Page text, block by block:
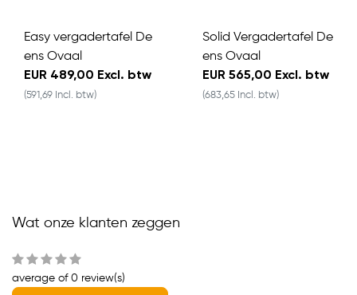
Easy vergadertafel De
ens Ovaal
EUR 489,00 Excl. btw
(591,69 Incl. btw)
Solid Vergadertafel De
ens Ovaal
EUR 565,00 Excl. btw
(683,65 Incl. btw)
Wat onze klanten zeggen
average of 0 review(s)